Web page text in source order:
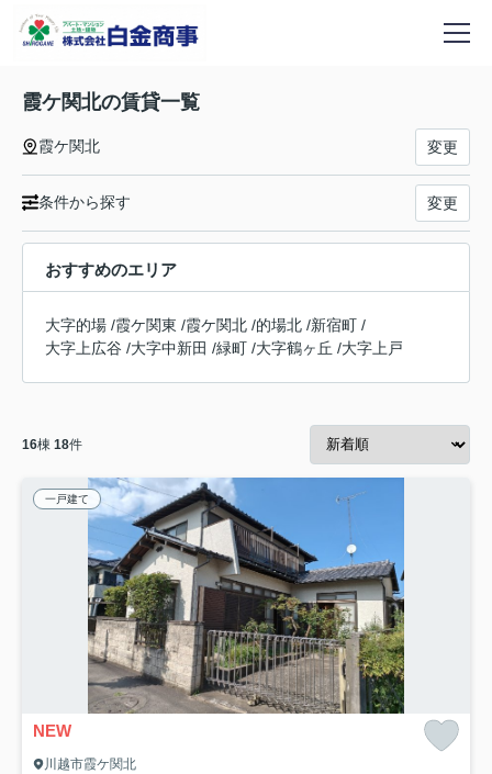
霞ケ関北の賃貸一覧
霞ケ関北 変更
条件から探す 変更
おすすめのエリア
大字的場 /霞ケ関東 /霞ケ関北 /的場北 /新宿町 /
大字上広谷 /大字中新田 /緑町 /大字鶴ヶ丘 /大字上戸
16棟 18件
一戸建て
NEW
川越市霞ケ関北